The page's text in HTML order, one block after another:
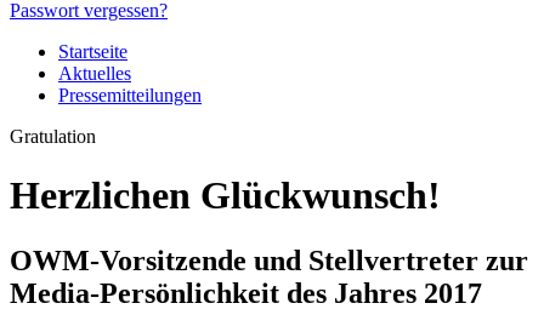
Passwort vergessen?
Startseite
Aktuelles
Pressemitteilungen
Gratulation
Herzlichen Glückwunsch!
OWM-Vorsitzende und Stellvertreter zur
Media-Persönlichkeit des Jahres 2017